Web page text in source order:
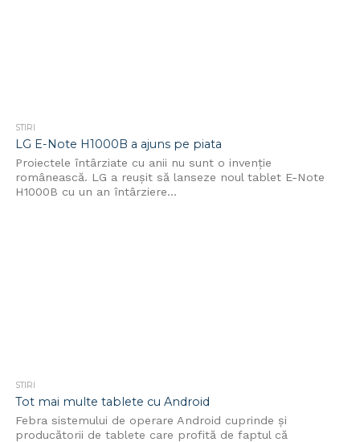
STIRI
LG E-Note H1000B a ajuns pe piata
Proiectele întârziate cu anii nu sunt o invenție
românească. LG a reușit să lanseze noul tablet E-Note
H1000B cu un an întârziere...
STIRI
Tot mai multe tablete cu Android
Febra sistemului de operare Android cuprinde și
producătorii de tablete care profită de faptul că